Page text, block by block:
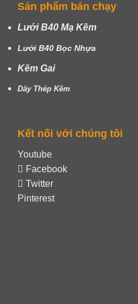
Sản phẩm bán chạy
Lưới B40 Mạ Kẽm
Lưới B40 Bọc Nhựa
Kẽm Gai
Dây Thép Kẽm
Kết nối với chúng tôi
Youtube
Facebook
Twitter
Pinterest